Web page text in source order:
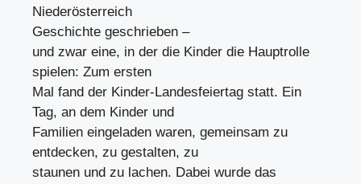
Niederösterreich
Geschichte geschrieben –
und zwar eine, in der die Kinder die Hauptrolle
spielen: Zum ersten
Mal fand der Kinder-Landesfeiertag statt. Ein
Tag, an dem Kinder und
Familien eingeladen waren, gemeinsam zu
entdecken, zu gestalten, zu
staunen und zu lachen. Dabei wurde das